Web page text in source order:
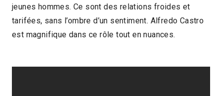
jeunes hommes. Ce sont des relations froides et
tarifées, sans l’ombre d’un sentiment. Alfredo Castro
est magnifique dans ce rôle tout en nuances.